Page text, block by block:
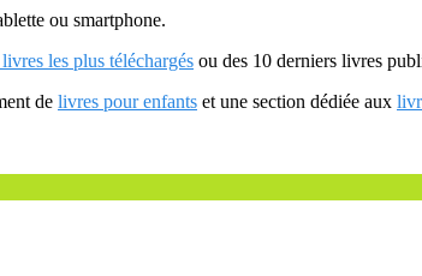
ou smartphone.
les plus téléchargés ou des 10 derniers livres
de livres pour enfants et une section dédiée aux